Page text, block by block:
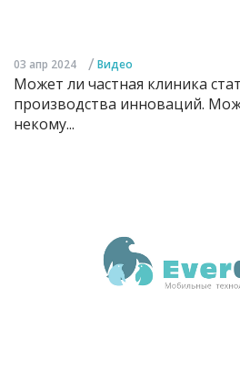
03 апр 2024 / Видео
Может ли частная клиника
производства инноваций.
некому...